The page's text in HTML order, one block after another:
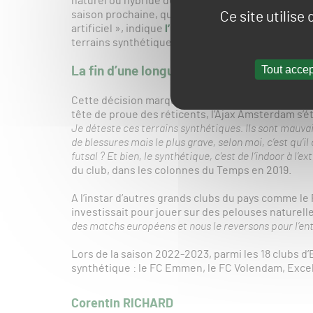
Ce site utilise
Tout
saison prochaine, qui comprend des exigences
artificiel », indique l’Eredivisie dans son
terrains synthétiques.
La fin d’une longue fronde contre le
Cette décision marque la fin d’un combat qui
tête de proue des réticents, l’Ajax Amsterdam
Je déteste ces terrains synthétiques. Ils sont
de blessures mais le plus grave, selon moi, c’est
futsal ? Et bien, le synthétique, c’est de l’indoor à
du club, dans les colonnes du Temps en 2019.
A l’instar d’autres grands clubs du pays comme
investissait pour jouer sur des pelouses
des matchs européens et nous le reversons pour
Lors de la saison 2022-2023, parmi les 18 clubs
synthétique : le FC Emmen, le FC Volendam,
Corentin RICHARD